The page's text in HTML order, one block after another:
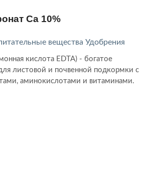
Ca 10%
вещества Удобрения
кислота EDTA) - богатое
листовой и почвенной подкормки с
аминокислотами и витаминами.